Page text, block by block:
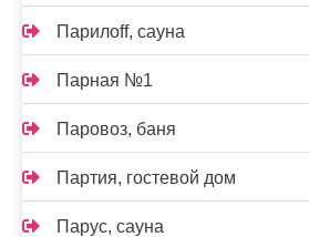
Парилоff, сауна
Парная №1
Паровоз, баня
Партия, гостевой дом
Парус, сауна